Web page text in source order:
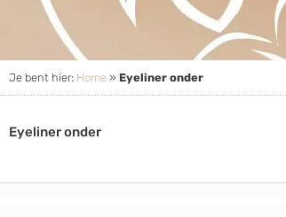
Je bent hier: Home » Eyeliner onder
Eyeliner onder